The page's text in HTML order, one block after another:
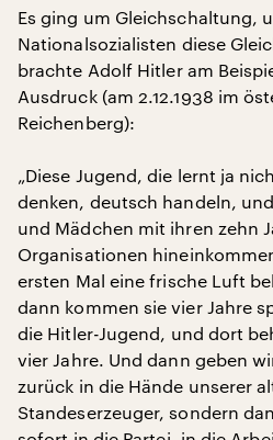
Es ging um Gleichschaltung,
Nationalsozialisten diese
brachte Adolf Hitler am
Ausdruck (am 2.12.1938 im
Reichenberg):
„Diese Jugend, die lernt ja
denken, deutsch handeln,
und Mädchen mit ihren zehn
Organisationen
ersten Mal eine frische Luft
dann kommen sie vier Jahre
die Hitler-Jugend, und dort
vier Jahre. Und dann geben
zurück in die Hände unserer
Standeserzeuger, sondern